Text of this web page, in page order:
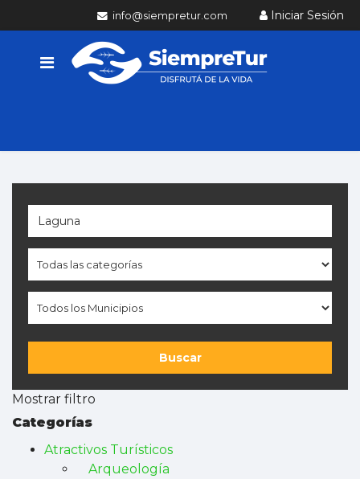
Iniciar Sesión
info@siempretur.com
Buscar
Mostrar filtro
Categorías
Atractivos Turísticos
Arqueología